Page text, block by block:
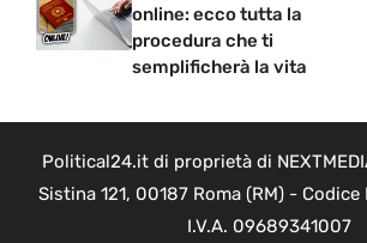
online: ecco tutta la
procedura che ti
semplificherà la vita
Political24.it di proprietà di
Sistina 121, 00187 Roma (RM) -
I.V.A. 09689341007